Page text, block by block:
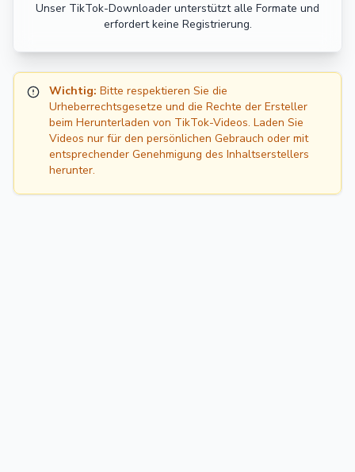
Unser TikTok-Downloader unterstützt alle Formate und
erfordert keine Registrierung.
Wichtig: Bitte respektieren Sie die
Urheberrechtsgesetze und die Rechte der Ersteller
beim Herunterladen von TikTok-Videos. Laden Sie
Videos nur für den persönlichen Gebrauch oder mit
entsprechender Genehmigung des Inhaltserstellers
herunter.